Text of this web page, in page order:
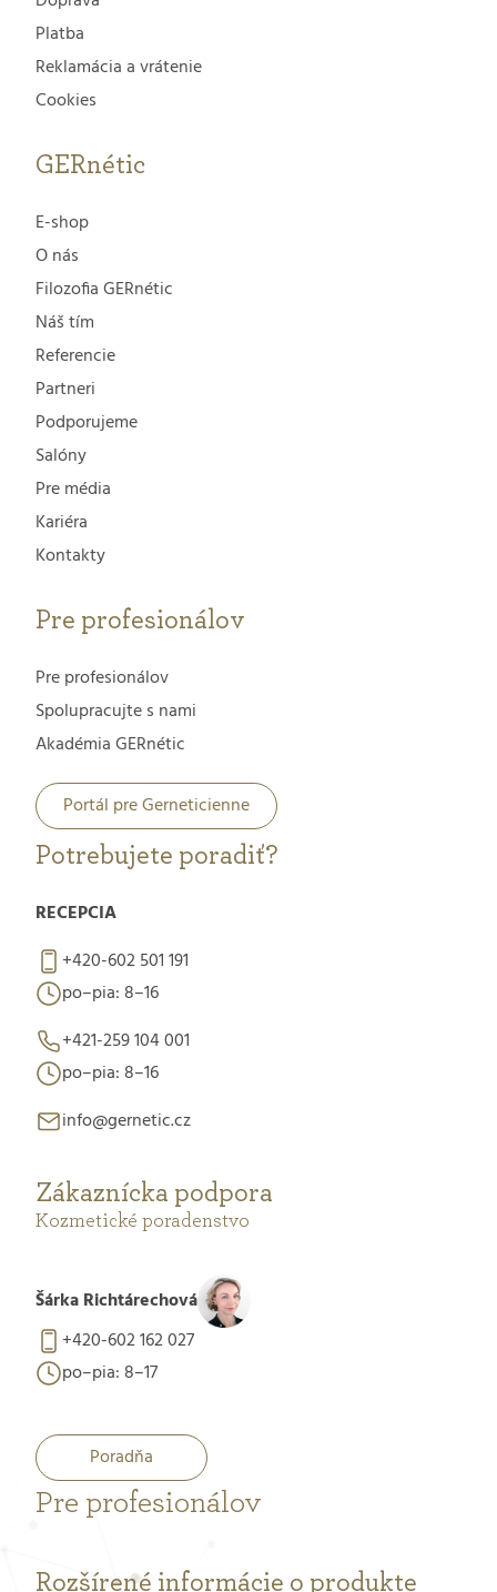
Platba
Reklamácia a vrátenie
Cookies
GERnétic
E-shop
O nás
Filozofia GERnétic
Náš tím
Referencie
Partneri
Podporujeme
Salóny
Pre média
Kariéra
Kontakty
Pre profesionálov
Pre profesionálov
Spolupracujte s nami
Akadémia GERnétic
Portál pre Gerneticienne
Potrebujete poradiť?
RECEPCIA
+420-602 501 191
po–pia: 8–16
+421-259 104 001
po–pia: 8–16
info@gernetic.cz
Zákaznícka podpora
Kozmetické poradenstvo
Šárka Richtárechová
+420-602 162 027
po–pia: 8–17
Poradňa
Pre profesionálov
Rozšírené informácie o produkte